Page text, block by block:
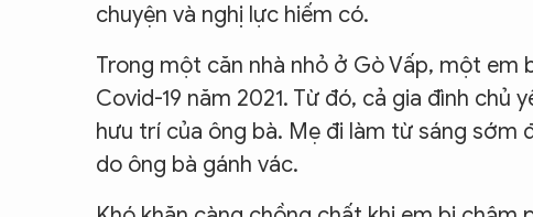
chuyện và nghị lực hiếm có.
Trong một căn nhà nhỏ ở Gò Vấp, một em
Covid-19 năm 2021. Từ đó, cả gia đình chủ
hưu trí của ông bà. Mẹ đi làm từ sáng sớm
do ông bà gánh vác.